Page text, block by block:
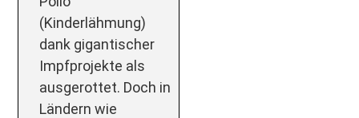
(Kinderlähmung)
dank gigantischer
Impfprojekte als
ausgerottet. Doch in
Ländern wie